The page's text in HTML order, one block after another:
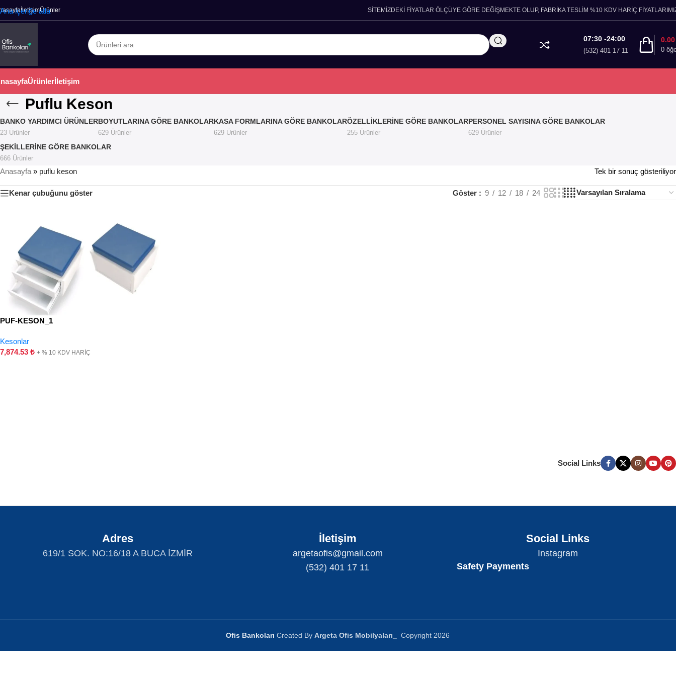
Ana içeriğe atla
İletişimÜrünler SİTEMİZDEKİ FİYATLAR ÖLÇÜYE GÖRE DEĞİŞMEKTE OLUP, FABRİKA TESLİM %10 KDV HARİÇ
07:30 -24:00
(532) 401 17 11 0
Ürünlerİletişim
Puflu Keson
BANKO YARDIMCI ÜRÜNLER
23 Ürünler
BOYUTLARINA GÖRE BANKOLAR
629 Ürünler
KASA FORMLARINA GÖRE BANKOLAR
629 Ürünler
ÖZELLIKLERINE GÖRE BANKOLAR
255 Ürünler
PERSONEL SAYISINA GÖRE BANKOLAR
629 Ürünler
ŞEKILLERINE GÖRE BANKOLAR
666 Ürünler
Anasayfa » puflu keson Tek bir sonuç gösteriliyor
Kenar çubuğunu göster Göster 9 12 18 24
PUF-KESON_1
Kesonlar
7,874.53 ₺ + % 10 KDV HARİÇ
Social Links
Adres
619/1 SOK. NO:16/18 A BUCA İZMİR
İletişim
argetaofis@gmail.com
(532) 401 17 11
Social Links
Instagram
Safety Payments
Ofis Bankoları Created ByArgeta Ofis Mobilyaları Copyright2026